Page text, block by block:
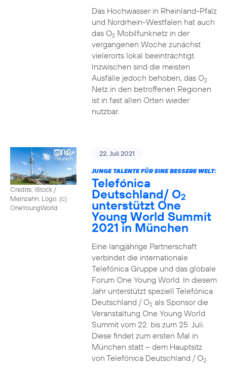
Das Hochwasser in Rheinland-Pfalz
und Nordrhein-Westfalen hat auch
das O2Mobilfunknetz in der
vergangenen Woche zunächst
vielerorts lokal beeinträchtigt.
Inzwischen sind die meisten
Ausfälle jedoch behoben, das O2
Netz in den betroffenen Regionen
ist in fast allen Orten wieder
nutzbar.
Credits: iStock /
Meinzahn; Logo: (c)
OneYoungWorld
22. Juli 2021
JUNGE TALENTE FÜR EINE BESSERE WELT:
Telefónica
Deutschland/ O2
unterstützt One
Young World Summit
2021 in München
Eine langjährige Partnerschaft
verbindet die internationale
Telefónica Gruppe und das globale
Forum One Young World. In diesem
Jahr unterstützt speziell Telefónica
Deutschland / O2als Sponsor die
Veranstaltung One Young World
Summit vom 22. bis zum 25. Juli.
Diese findet zum ersten Mal in
München statt – dem Hauptsitz
von Telefónica Deutschland / O2.